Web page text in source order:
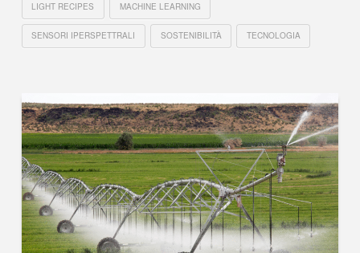
LIGHT RECIPES MACHINE LEARNING
SENSORI IPERSPETTRALI SOSTENIBILITÀ TECNOLOGIA